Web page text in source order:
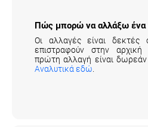
Πώς μπορώ να αλλάξω ένα
Οι αλλαγές είναι
επιστραφούν στην
πρώτη αλλαγή είναι δωρεάν
Αναλυτικά εδώ